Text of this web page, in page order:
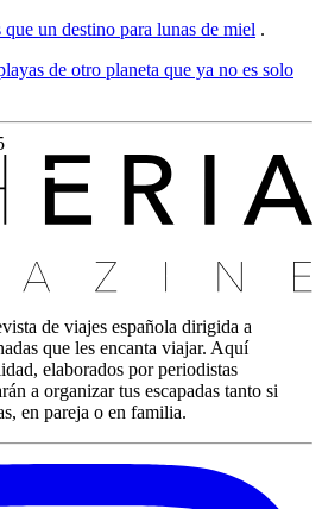
un destino para lunas de miel .
de otro planeta que ya no es solo
de viajes española dirigida a
que les encanta viajar. Aquí
elaborados por periodistas
a organizar tus escapadas tanto si
en pareja o en familia.